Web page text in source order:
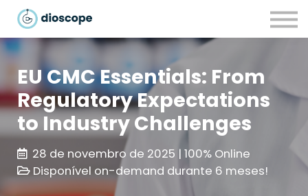
Parcerias
CONTACTOS
LOGIN
EU CMC Essentials: From
Regulatory Expectations
to Industry Challenges
28 de novembro de 2025 | 100% Online
Disponível on-demand durante 6 meses!